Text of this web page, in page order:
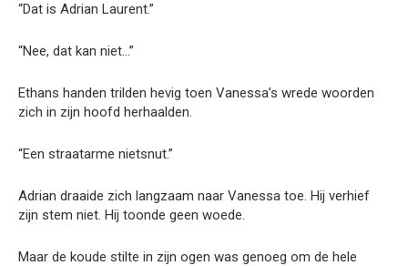
“Dat is Adrian Laurent.”
“Nee, dat kan niet…”
Ethans handen trilden hevig toen Vanessa’s wrede woorden
zich in zijn hoofd herhaalden.
“Een straatarme nietsnut.”
Adrian draaide zich langzaam naar Vanessa toe. Hij verhief
zijn stem niet. Hij toonde geen woede.
Maar de koude stilte in zijn ogen was genoeg om de hele